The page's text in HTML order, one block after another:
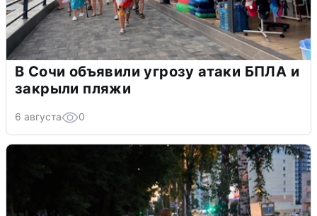
В Сочи объявили угрозу атаки БПЛА и
закрыли пляжи
6 августа 0